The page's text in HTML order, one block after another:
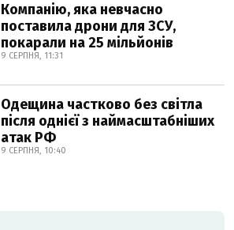
Компанію, яка невчасно
поставила дрони для ЗСУ,
покарали на 25 мільйонів
9 СЕРПНЯ, 11:31
Одещина частково без світла
після однієї з наймасштабніших
атак РФ
9 СЕРПНЯ, 10:40